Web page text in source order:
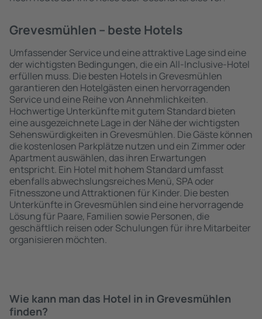
Grevesmühlen – beste Hotels
Umfassender Service und eine attraktive Lage sind eine
der wichtigsten Bedingungen, die ein All-Inclusive-Hotel
erfüllen muss. Die besten Hotels in Grevesmühlen
garantieren den Hotelgästen einen hervorragenden
Service und eine Reihe von Annehmlichkeiten.
Hochwertige Unterkünfte mit gutem Standard bieten
eine ausgezeichnete Lage in der Nähe der wichtigsten
Sehenswürdigkeiten in Grevesmühlen. Die Gäste können
die kostenlosen Parkplätze nutzen und ein Zimmer oder
Apartment auswählen, das ihren Erwartungen
entspricht. Ein Hotel mit hohem Standard umfasst
ebenfalls abwechslungsreiches Menü, SPA oder
Fitnesszone und Attraktionen für Kinder. Die besten
Unterkünfte in Grevesmühlen sind eine hervorragende
Lösung für Paare, Familien sowie Personen, die
geschäftlich reisen oder Schulungen für ihre Mitarbeiter
organisieren möchten.
Wie kann man das Hotel in in Grevesmühlen
finden?